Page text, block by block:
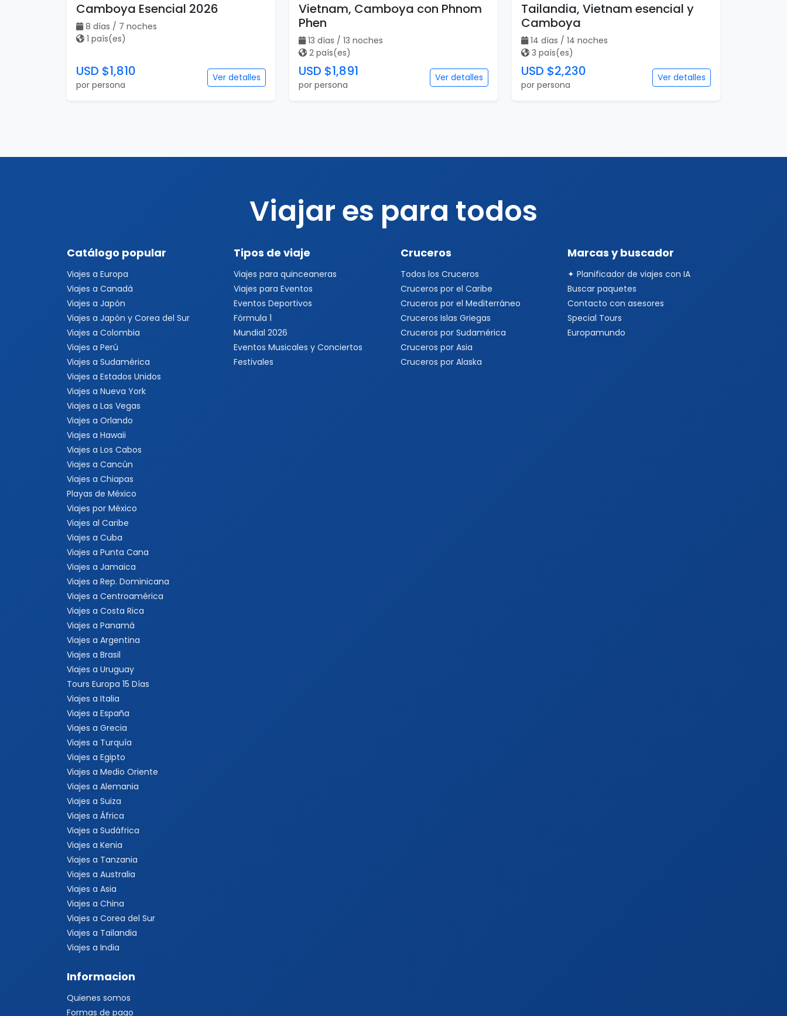
Camboya Esencial 2026
8 días / 7 noches
1 país(es)
USD $1,810
por persona
Ver detalles
Vietnam, Camboya con Phnom
Phen
13 días / 13 noches
2 país(es)
USD $1,891
por persona
Ver detalles
Tailandia, Vietnam esencial y
Camboya
14 días / 14 noches
3 país(es)
USD $2,230
por persona
Ver detalles
Viajar es para todos
Catálogo popular
Viajes a Europa
Viajes a Canadá
Viajes a Japón
Viajes a Japón y Corea del Sur
Viajes a Colombia
Viajes a Perú
Viajes a Sudamérica
Viajes a Estados Unidos
Viajes a Nueva York
Viajes a Las Vegas
Viajes a Orlando
Viajes a Hawaii
Viajes a Los Cabos
Viajes a Cancún
Viajes a Chiapas
Playas de México
Viajes por México
Viajes al Caribe
Viajes a Cuba
Viajes a Punta Cana
Viajes a Jamaica
Viajes a Rep. Dominicana
Viajes a Centroamérica
Viajes a Costa Rica
Viajes a Panamá
Viajes a Argentina
Viajes a Brasil
Viajes a Uruguay
Tours Europa 15 Días
Viajes a Italia
Viajes a España
Viajes a Grecia
Viajes a Turquía
Viajes a Egipto
Viajes a Medio Oriente
Viajes a Alemania
Viajes a Suiza
Viajes a África
Viajes a Sudáfrica
Viajes a Kenia
Viajes a Tanzania
Viajes a Australia
Viajes a Asia
Viajes a China
Viajes a Corea del Sur
Viajes a Tailandia
Viajes a India
Tipos de viaje
Viajes para quinceaneras
Viajes para Eventos
Eventos Deportivos
Fórmula 1
Mundial 2026
Eventos Musicales y Conciertos
Festivales
Cruceros
Todos los Cruceros
Cruceros por el Caribe
Cruceros por el Mediterráneo
Cruceros Islas Griegas
Cruceros por Sudamérica
Cruceros por Asia
Cruceros por Alaska
Marcas y buscador
✦ Planificador de viajes con IA
Buscar paquetes
Contacto con asesores
Special Tours
Europamundo
Informacion
Quienes somos
Formas de pago